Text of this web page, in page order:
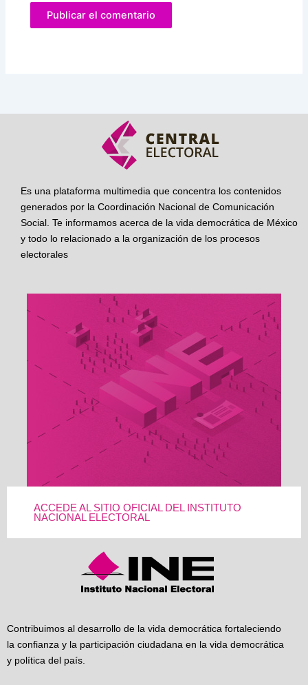
Es una plataforma multimedia que concentra los contenidos
generados por la Coordinación Nacional de Comunicación
Social. Te informamos acerca de la vida democrática de México
y todo lo relacionado a la organización de los procesos
electorales
ACCEDE AL SITIO OFICIAL DEL INSTITUTO
NACIONAL ELECTORAL
Contribuimos al desarrollo de la vida democrática fortaleciendo
la confianza y la participación ciudadana en la vida democrática
y política del país.